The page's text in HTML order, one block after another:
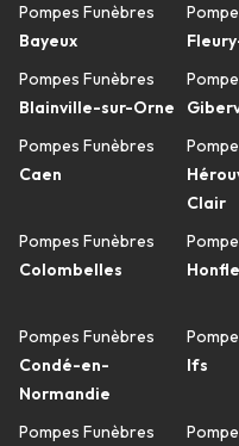
Pompes Funèbres
Bayeux
Pompes Funèbres
Blainville-sur-Orne
Pompes Funèbres
Caen
Pompes Funèbres
Colombelles
Pompes Funèbres
Condé-en-
Normandie
Pompes Funèbres
Clair
Ifs